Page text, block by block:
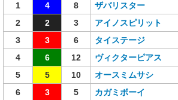
1 4 8 ザバリスター
2
2 3 アイノスピリット
3
3 6 タイステージ
4
6 12 ヴィクターピアス
5
5 10 オースミムサシ
6
3 5 カガミボーイ